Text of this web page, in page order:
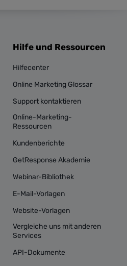
Hilfe und Ressourcen
Hilfecenter
Online Marketing Glossar
Support kontaktieren
Online-Marketing-
Ressourcen
Kundenberichte
GetResponse Akademie
Webinar-Bibliothek
E-Mail-Vorlagen
Website-Vorlagen
Vergleiche uns mit anderen
Services
API-Dokumente